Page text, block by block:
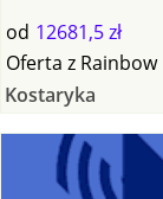
od 12681,5 zł
Oferta z Rainbow
Kostaryka